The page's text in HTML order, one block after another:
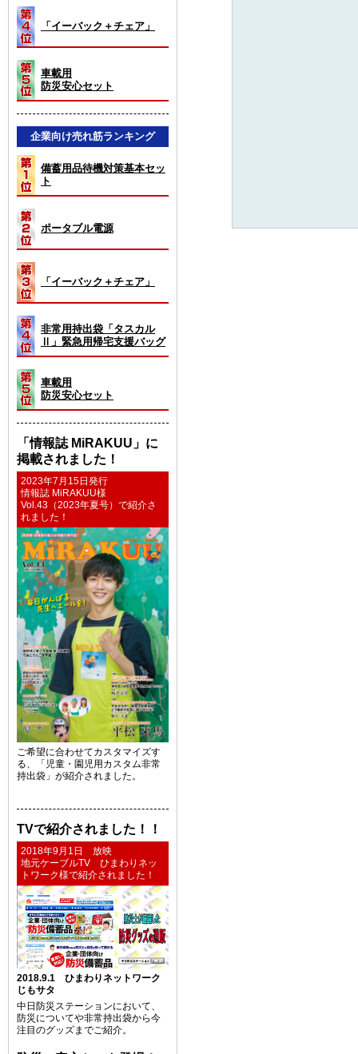
「イーバック＋チェア」
車載用
防災安心セット
企業向け売れ筋ランキング
備蓄用品待機対策基本セッ
ト
ポータブル電源
「イーバック＋チェア」
非常用持出袋「タスカル
Ⅱ」緊急用帰宅支援バッグ
車載用
防災安心セット
「情報誌 MiRAKUU」に
掲載されました！
2023年7月15日発行
情報誌 MiRAKUU様
Vol.43（2023年夏号）で紹介さ
れました！
ご希望に合わせてカスタマイズす
る、「児童・園児用カスタム非常
持出袋」が紹介されました。
TVで紹介されました！！
2018年9月1日 放映
地元ケーブルTV ひまわりネッ
トワーク様で紹介されました！
2018.9.1 ひまわりネットワーク
じもサタ
中日防災ステーションにおいて、
防災についてや非常持出袋から今
注目のグッズまでご紹介。